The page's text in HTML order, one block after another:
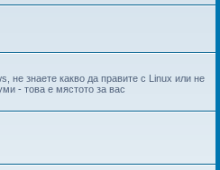
не знаете какво да правите с Linux или не
- това е мястото за вас